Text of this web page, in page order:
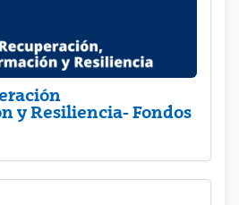
y Resiliencia- Fondos